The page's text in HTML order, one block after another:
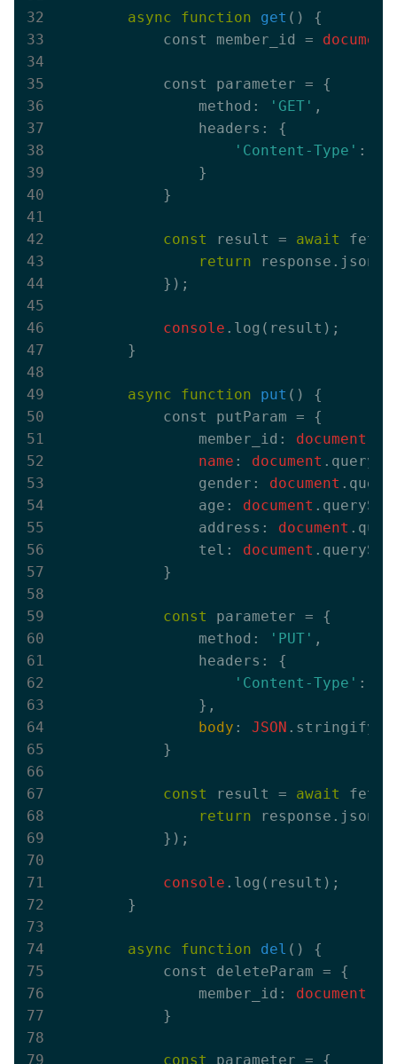
async function get ( ) {
            const member_id =
document
            const parameter = {
                method:
'GET' ,
                headers: {
'Content-Type' :
                }
            }
const result = await
return
            }
);
console .log(result);
        }
async function put ( ) {
            const putParam = {
                member_id:
document
name : document
                gender:
document
                age:
document
                address:
document
                tel:
document
            }
const parameter = {
                method:
'PUT' ,
                headers: {
'Content-Type' :
                }
,
body : JSON
            }
const result = await
return
            }
);
console .log(result);
        }
async function del ( ) {
            const deleteParam = {
                member_id:
document
            }
const parameter = {